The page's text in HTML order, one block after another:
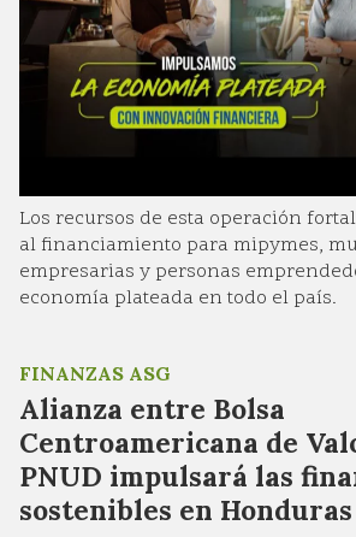
Los recursos de esta operación
al financiamiento para mipymes,
empresarias y personas
economía plateada en todo el país.
Alianza entre Bolsa
Centroamericana de
PNUD impulsará las
sostenibles en Honduras
FINANZAS ASG